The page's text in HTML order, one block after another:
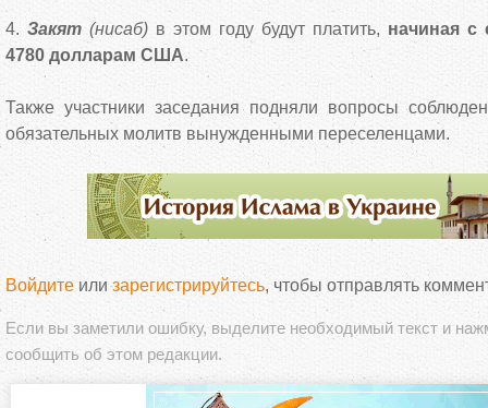
4. Закят (нисаб) в этом году будут платить, начиная с
4780 долларам США.
Также участники заседания подняли вопросы
обязательных молитв вынужденными переселенцами.
Войдите илизарегистрируйтесь, чтобы отправлять
Если вы заметили ошибку, выделите необходимый текст и
сообщить об этом редакции.